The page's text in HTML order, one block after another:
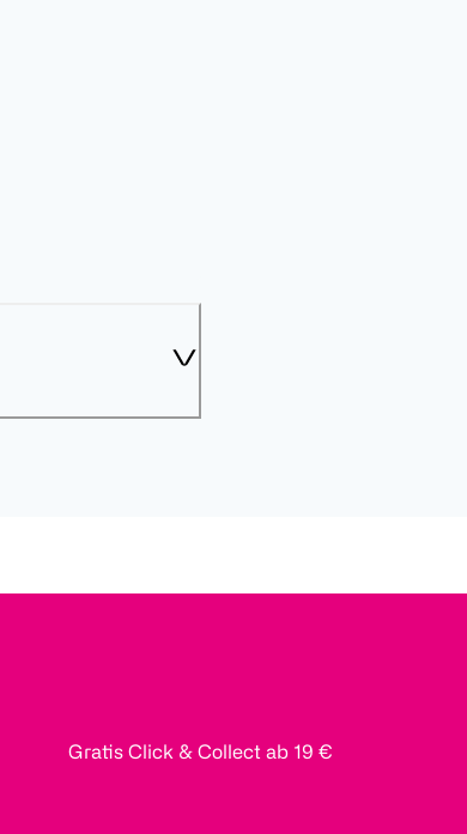
Gratis Click & Collect ab 19 €